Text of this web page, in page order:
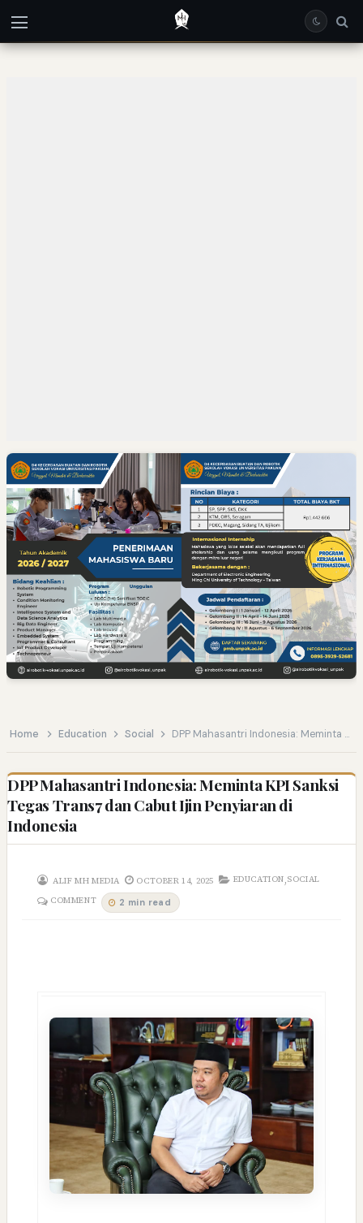
Home Education Social DPP Mahasantri Indonesia: Meminta KPI Sanksi Tegas Trans7 dan Cabut Ijin Penyiaran di Indonesia
DPP Mahasantri Indonesia: Meminta KPI Sanksi
Tegas Trans7 dan Cabut Ijin Penyiaran di
Indonesia
ALIF MH MEDIA OCTOBER 14, 2025 EDUCATION,SOCIAL
COMMENT
2 min read